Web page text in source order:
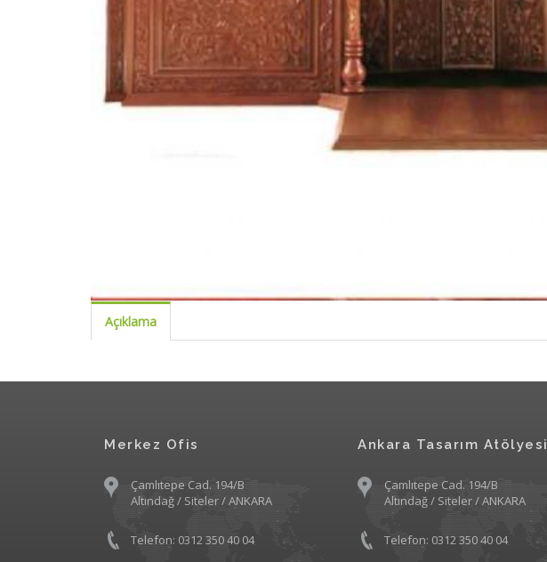
Açıklama
Merkez Ofis
Çamlıtepe Cad. 194/B
Altındağ / Siteler / ANKARA
Telefon: 0312 350 40 04
Ankara Tasarım Atölyesi
Çamlıtepe Cad. 194/B
Altındağ / Siteler / ANKARA
Telefon: 0312 350 40 04